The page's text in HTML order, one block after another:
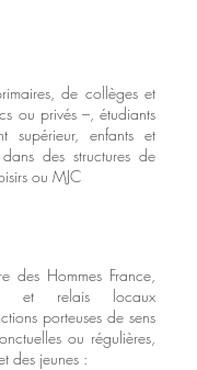
de collèges et
ou privés –, étudiants
supérieur, enfants et
des structures de
ou MJC
des Hommes France,
et relais locaux
porteuses de sens
ou régulières,
des jeunes :